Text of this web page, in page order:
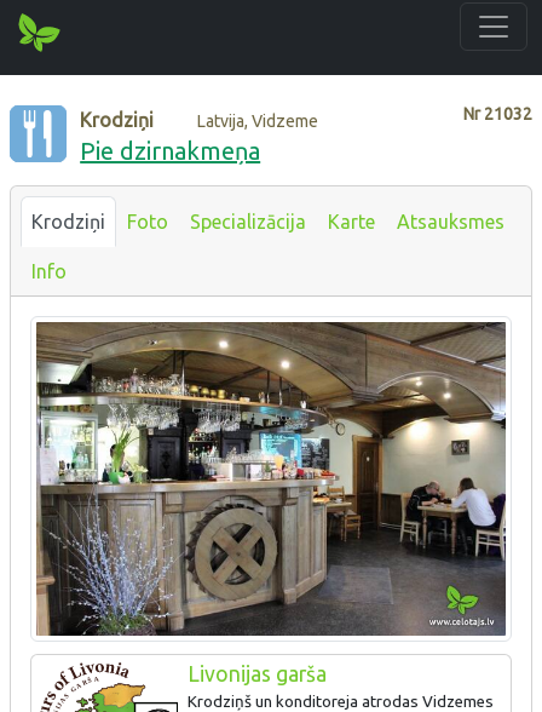
Nr21032
Krodziņi Latvija, Vidzeme
Pie dzirnakmeņa
Krodziņi Foto Specializācija Karte Atsauksmes
Info
Livonijas garša
Krodziņš un konditoreja atrodas Vidzemes